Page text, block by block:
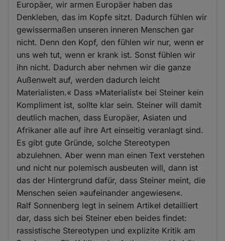
Europäer, wir armen Europäer haben das
Denkleben, das im Kopfe sitzt. Dadurch fühlen wir
gewissermaßen unseren inneren Menschen gar
nicht. Denn den Kopf, den fühlen wir nur, wenn er
uns weh tut, wenn er krank ist. Sonst fühlen wir
ihn nicht. Dadurch aber nehmen wir die ganze
Außenwelt auf, werden dadurch leicht
Materialisten.« Dass »Materialist« bei Steiner kein
Kompliment ist, sollte klar sein. Steiner will damit
deutlich machen, dass Europäer, Asiaten und
Afrikaner alle auf ihre Art einseitig veranlagt sind.
Es gibt gute Gründe, solche Stereotypen
abzulehnen. Aber wenn man einen Text verstehen
und nicht nur polemisch ausbeuten will, dann ist
das der Hintergrund dafür, dass Steiner meint, die
Menschen seien »aufeinander angewiesen«.
Ralf Sonnenberg legt in seinem Artikel detailliert
dar, dass sich bei Steiner eben beides findet:
rassistische Stereotypen und explizite Kritik am